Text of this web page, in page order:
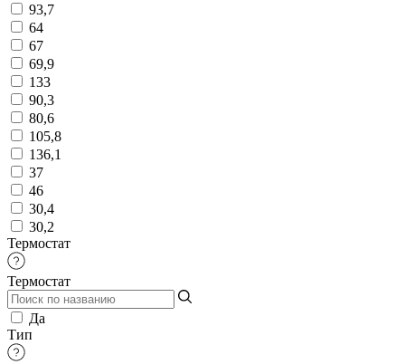
93,7
64
67
69,9
133
90,3
80,6
105,8
136,1
37
46
30,4
30,2
Термостат
Термостат
Да
Тип